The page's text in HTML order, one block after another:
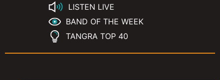
LISTEN LIVE
BAND OF THE WEEK
TANGRA TOP 40